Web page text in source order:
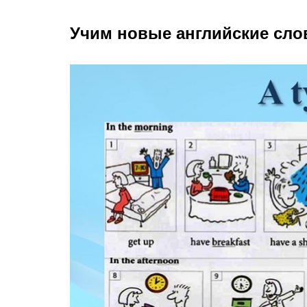
Учим новые английские